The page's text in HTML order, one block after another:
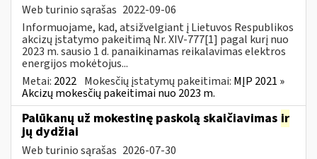
Web turinio sąrašas 2022-09-06
Informuojame, kad, atsižvelgiant į Lietuvos Respublikos
akcizų įstatymo pakeitimą Nr. XIV-777[1] pagal kurį nuo
2023 m. sausio 1 d. panaikinamas reikalavimas elektros
energijos mokėtojus...
Metai: 2022 Mokesčių įstatymų pakeitimai: MĮP 2021 »
Akcizų mokesčių pakeitimai nuo 2023 m.
Palūkanų už mokestinę paskolą skaičiavimas ir
jų dydžiai
Web turinio sąrašas 2026-07-30